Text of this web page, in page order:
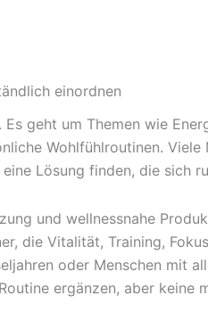
einordnen
geht um Themen wie
Wohlfühlroutinen.
Lösung finden, die sich
und wellnessnahe
die Vitalität, Training,
oder Menschen mit
ergänzen, aber keine